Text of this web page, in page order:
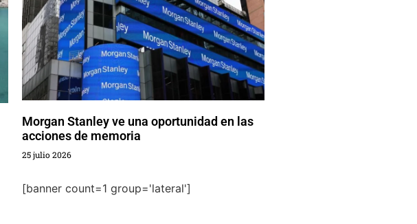
Morgan Stanley ve una oportunidad en las
acciones de memoria
25 julio 2026
[banner count=1 group='lateral']